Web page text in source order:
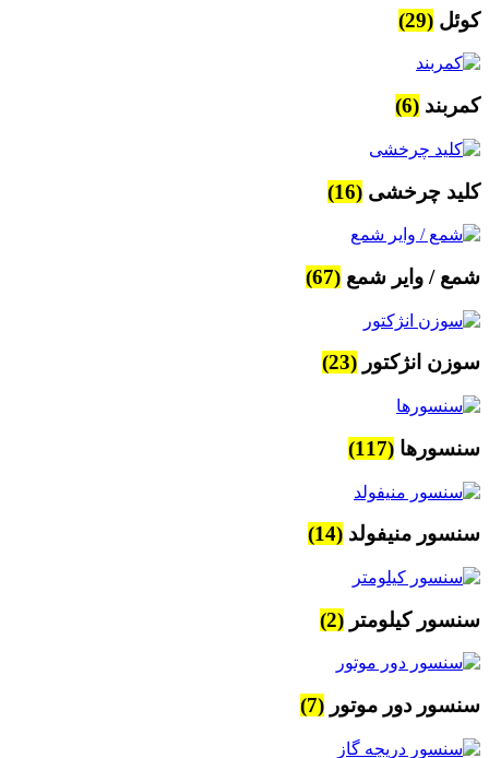
کوئل (29)
کمربند (6)
کلید چرخشی (16)
شمع / وایر شمع (67)
سوزن انژکتور (23)
سنسورها (117)
سنسور منیفولد (14)
سنسور کیلومتر (2)
سنسور دور موتور (7)